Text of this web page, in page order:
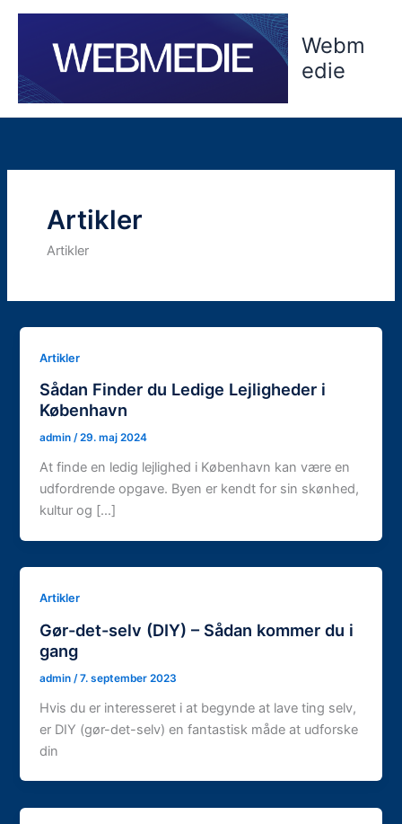
indholdet
Webm
edie
Artikler
Artikler
Artikler
Sådan Finder du Ledige Lejligheder i
København
admin/29. maj 2024
At finde en ledig lejlighed i København kan være en
udfordrende opgave. Byen er kendt for sin skønhed,
kultur og […]
Artikler
Gør-det-selv (DIY) – Sådan kommer du i
gang
admin /7. september 2023
Hvis du er interesseret i at begynde at lave ting selv,
er DIY (gør-det-selv) en fantastisk måde at udforske
din